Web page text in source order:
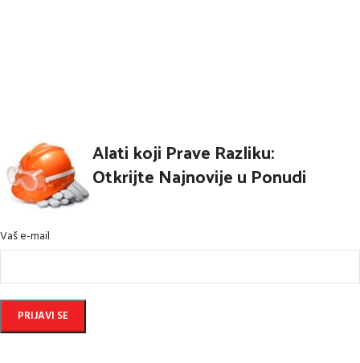
Alati koji Prave Razliku:
Otkrijte Najnovije u Ponudi
Vaš e-mail